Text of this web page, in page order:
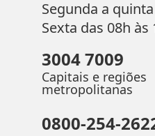
Segunda a
Sexta das 08h às
3004 7009
Capitais e regiões
metropolitanas
0800-254-